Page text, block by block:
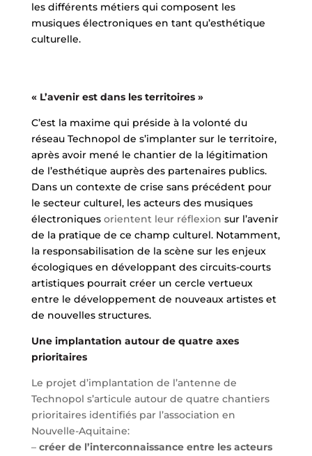
les différents métiers qui composent les
musiques électroniques en tant qu’esthétique
culturelle.
« L’avenir est dans les territoires »
C’est la maxime qui préside à la volonté du
réseau Technopol de s’implanter sur le territoire,
après avoir mené le chantier de la légitimation
de l’esthétique auprès des partenaires publics.
Dans un contexte de crise sans précédent pour
le secteur culturel, les acteurs des musiques
électroniques orientent leur réflexion sur l’avenir
de la pratique de ce champ culturel. Notamment,
la responsabilisation de la scène sur les enjeux
écologiques en développant des circuits-courts
artistiques pourrait créer un cercle vertueux
entre le développement de nouveaux artistes et
de nouvelles structures.
Une implantation autour de quatre axes
prioritaires
Le projet d’implantation de l’antenne de
Technopol s’articule autour de quatre chantiers
prioritaires identifiés par l’association en
Nouvelle-Aquitaine:
– créer de l’interconnaissance entre les acteurs